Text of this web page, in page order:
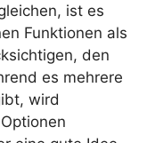
ist es
Funktionen als
den
es mehrere
wird